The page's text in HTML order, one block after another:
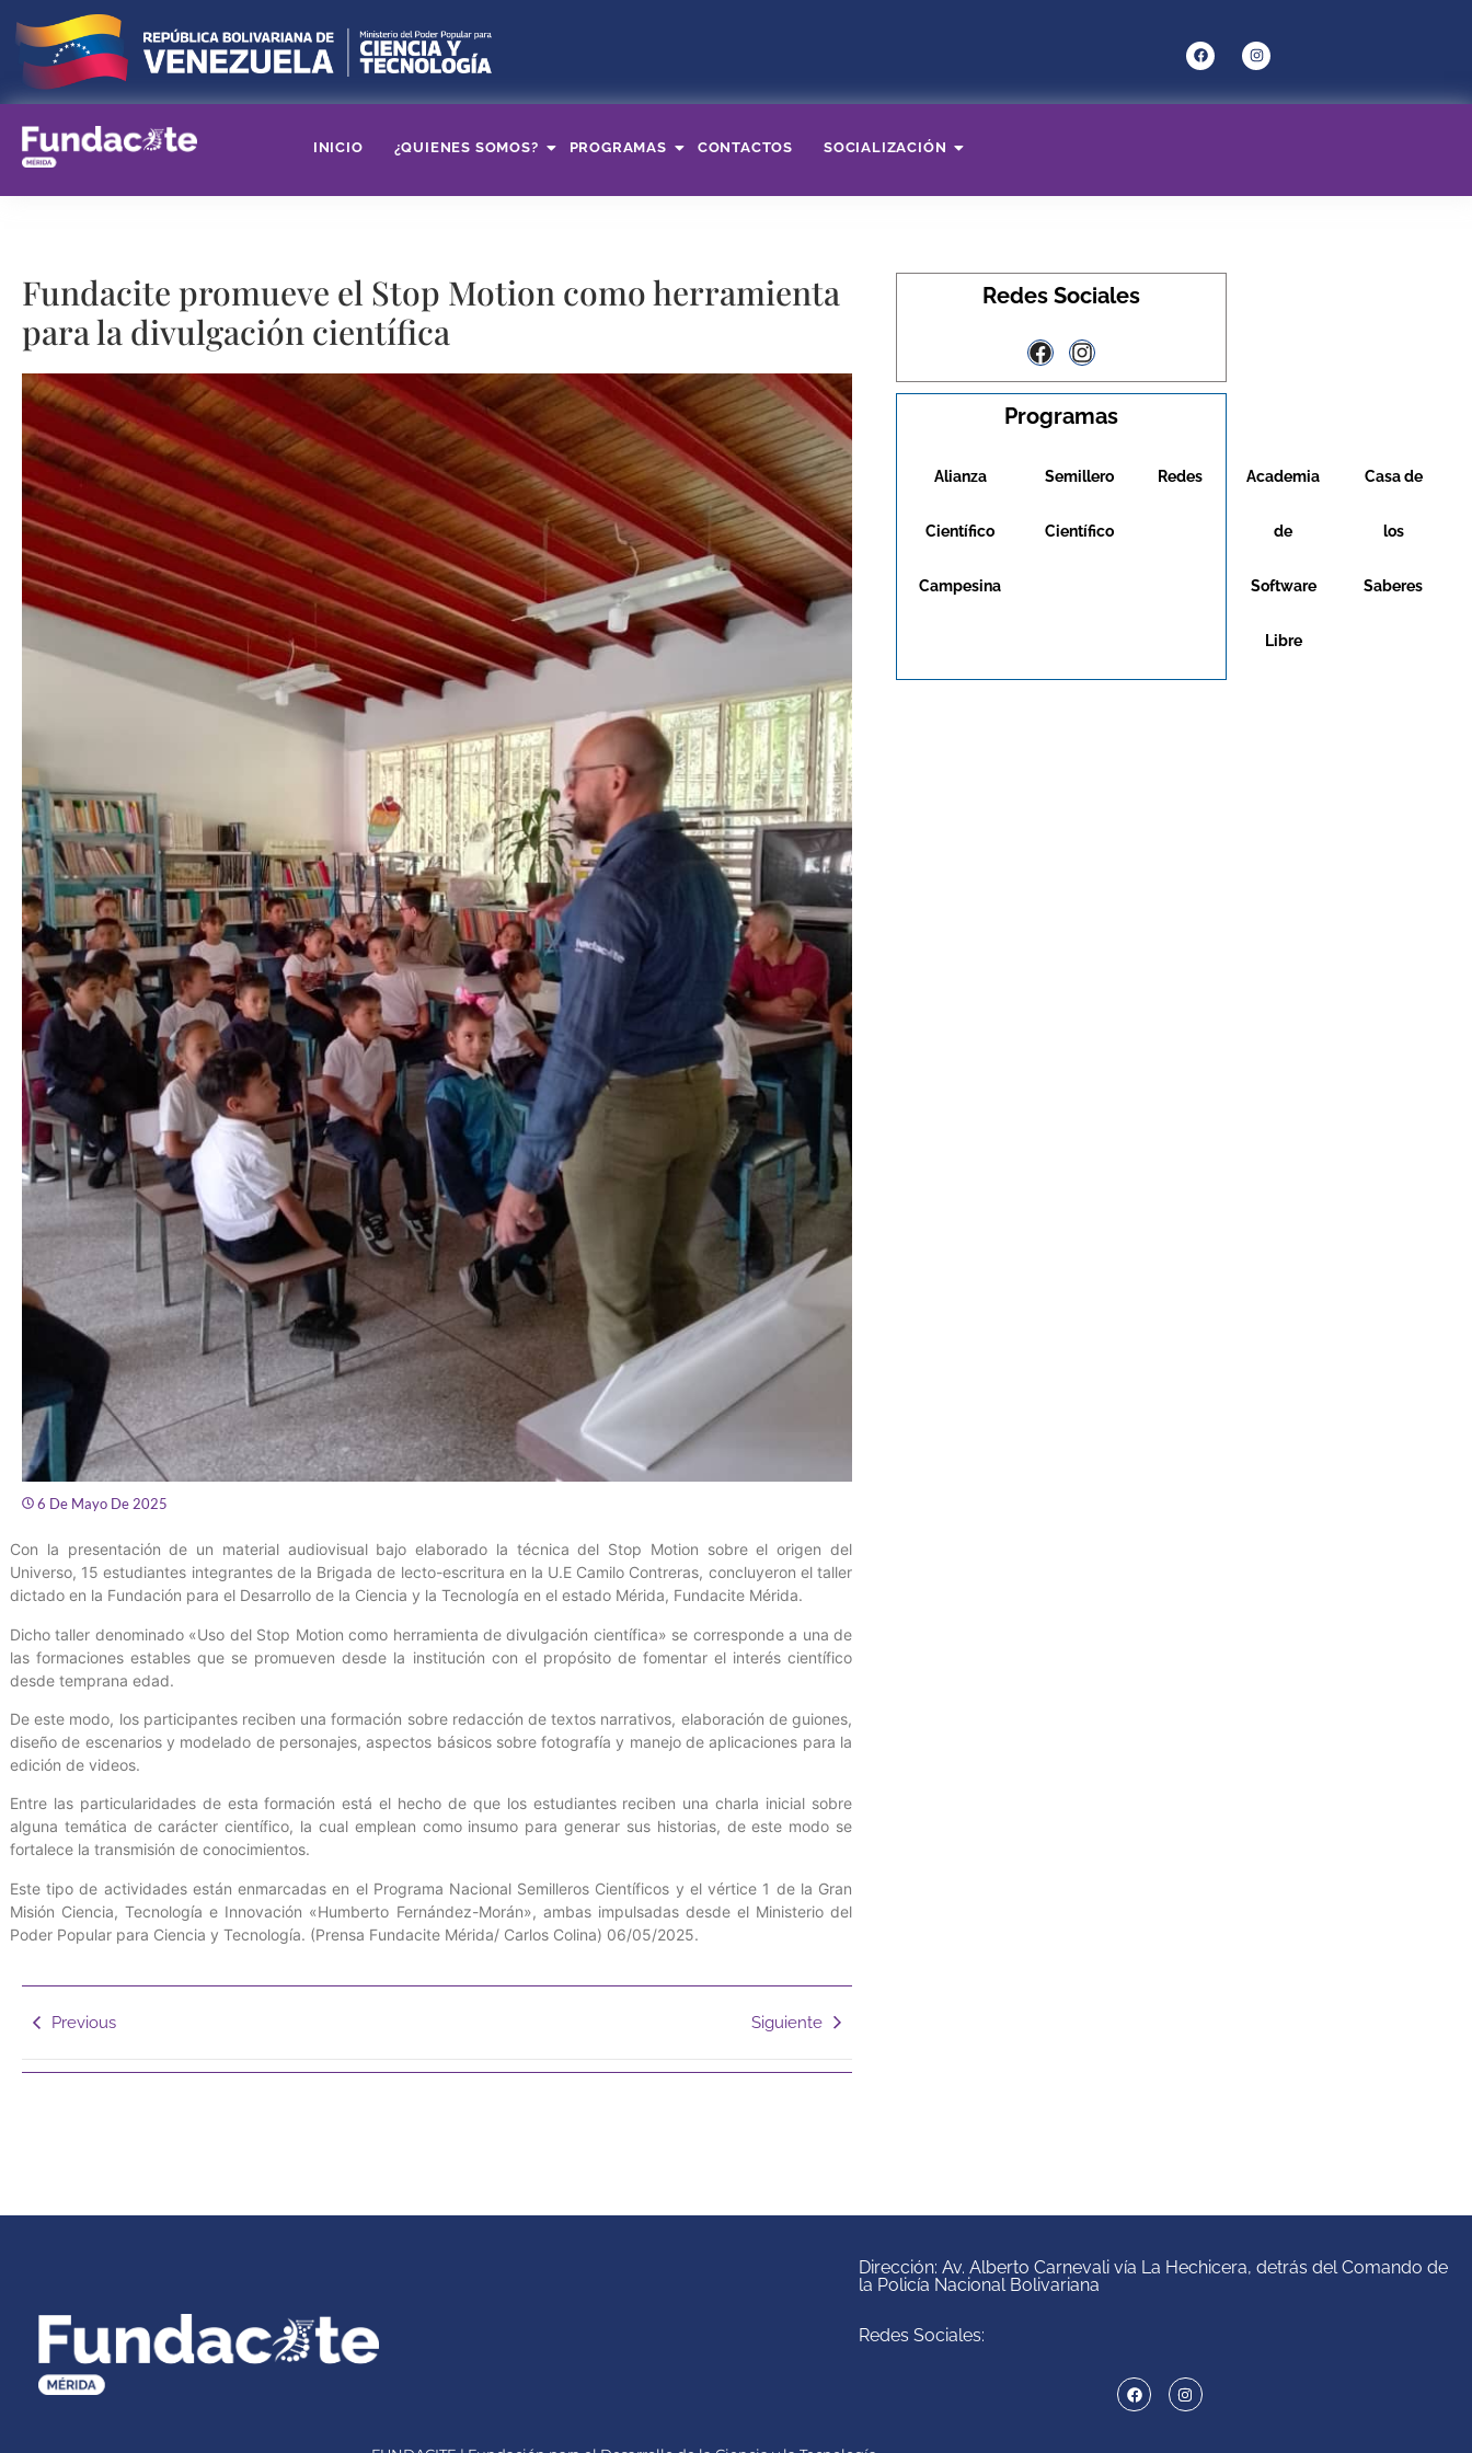
INICIO ¿QUIENES SOMOS? PROGRAMAS CONTACTOS SOCIALIZACIÓN
Fundacite promueve el Stop Motion como herramienta
para la divulgación científica
6 De Mayo De 2025
Con la presentación de un material audiovisual bajo elaborado la técnica del Stop Motion sobre el origen del
Universo, 15 estudiantes integrantes de la Brigada de lecto-escritura en la U.E Camilo Contreras, concluyeron el taller
dictado en la Fundación para el Desarrollo de la Ciencia y la Tecnología en el estado Mérida, Fundacite Mérida.
Dicho taller denominado «Uso del Stop Motion como herramienta de divulgación científica» se corresponde a una de
las formaciones estables que se promueven desde la institución con el propósito de fomentar el interés científico
desde temprana edad.
De este modo, los participantes reciben una formación sobre redacción de textos narrativos, elaboración de guiones,
diseño de escenarios y modelado de personajes, aspectos básicos sobre fotografía y manejo de aplicaciones para la
edición de videos.
Entre las particularidades de esta formación está el hecho de que los estudiantes reciben una charla inicial sobre
alguna temática de carácter científico, la cual emplean como insumo para generar sus historias, de este modo se
fortalece la transmisión de conocimientos.
Este tipo de actividades están enmarcadas en el Programa Nacional Semilleros Científicos y el vértice 1 de la Gran
Misión Ciencia, Tecnología e Innovación «Humberto Fernández-Morán», ambas impulsadas desde el Ministerio del
Poder Popular para Ciencia y Tecnología. (Prensa Fundacite Mérida/ Carlos Colina) 06/05/2025.
Previous Siguiente
Redes Sociales
Programas
Alianza
Científico
Campesina
Semillero
Científico
Redes Academia
de
Software
Libre
Casa de
los
Saberes
Dirección: Av. Alberto Carnevali vía La Hechicera, detrás del Comando de
la Policía Nacional Bolivariana
Redes Sociales: